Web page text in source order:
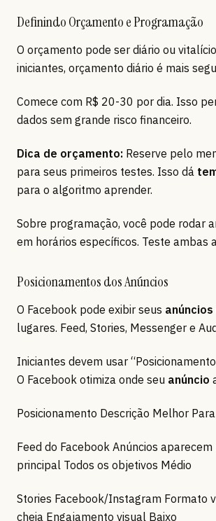
Definindo Orçamento e Programação
O orçamento pode ser diário ou
iniciantes, orçamento diário é mais
Comece com R$ 20-30 por dia. Isso
dados sem grande risco financeiro.
Dica de orçamento: Reserve pelo
para seus primeiros testes. Isso dá
para o algoritmo aprender.
Sobre programação, você pode rodar
em horários específicos. Teste ambas
Posicionamentos dos Anúncios
O Facebook pode exibir seus anúncios
lugares. Feed, Stories, Messenger e
Iniciantes devem usar
O Facebook otimiza onde seu anúncio
Posicionamento Descrição Melhor
Feed do Facebook Anúncios aparecem
principal Todos os objetivos Médio
Stories Facebook/Instagram Formato
cheia Engajamento visual Baixo